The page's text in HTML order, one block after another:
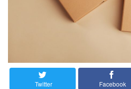
Twitter Facebook